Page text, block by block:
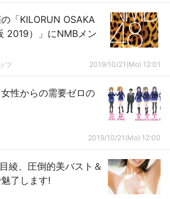
「KILORUN OSAKA
2019）」にNMBメン
ツ 2019/10/21(Mo) 12:01
性からの需要ゼロの
2019/10/21(Mo) 12:00
了します!